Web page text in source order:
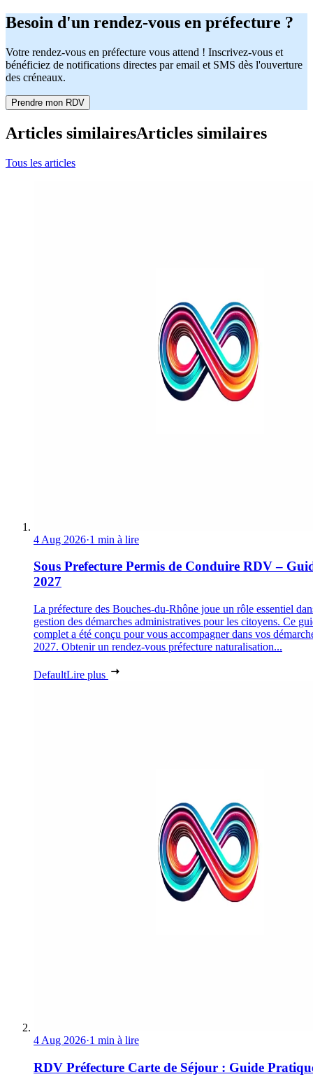
Besoin d'un rendez-vous en préfecture ?
Votre rendez-vous en préfecture vous attend ! Inscrivez-vous et
bénéficiez de notifications directes par email et SMS dès l'ouverture
des créneaux.
Prendre mon RDV
Articles similairesArticles similaires
Tous les articles
4 Aug 2026·1 min à lire
Sous Prefecture Permis de Conduire RDV –
2027
La préfecture des Bouches-du-Rhône joue un rôle essentiel
gestion des démarches administratives pour les citoyens. Ce
complet a été conçu pour vous accompagner dans vos
2027. Obtenir un rendez-vous préfecture naturalisation...
DefaultLire plus
4 Aug 2026·1 min à lire
RDV Préfecture Carte de Séjour : Guide